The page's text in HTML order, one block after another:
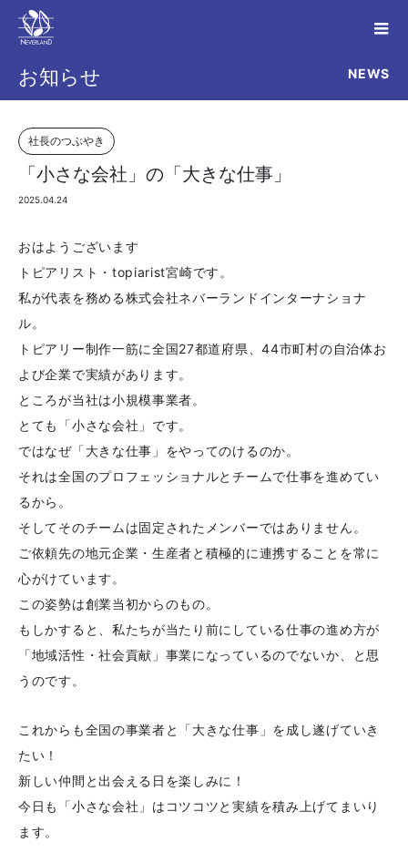
お知らせ NEWS
社長のつぶやき
「小さな会社」の「大きな仕事」
2025.04.24
おはようございます
トピアリスト・topiarist宮崎です。
私が代表を務める株式会社ネバーランドインターナショナ
ル。
トピアリー制作一筋に全国27都道府県、44市町村の自治体お
よび企業で実績があります。
ところが当社は小規模事業者。
とても「小さな会社」です。
ではなぜ「大きな仕事」をやってのけるのか。
それは全国のプロフェッショナルとチームで仕事を進めてい
るから。
そしてそのチームは固定されたメンバーではありません。
ご依頼先の地元企業・生産者と積極的に連携することを常に
心がけています。
この姿勢は創業当初からのもの。
もしかすると、私たちが当たり前にしている仕事の進め方が
「地域活性・社会貢献」事業になっているのでないか、と思
うのです。
これからも全国の事業者と「大きな仕事」を成し遂げていき
たい！
新しい仲間と出会える日を楽しみに！
今日も「小さな会社」はコツコツと実績を積み上げてまいり
ます。